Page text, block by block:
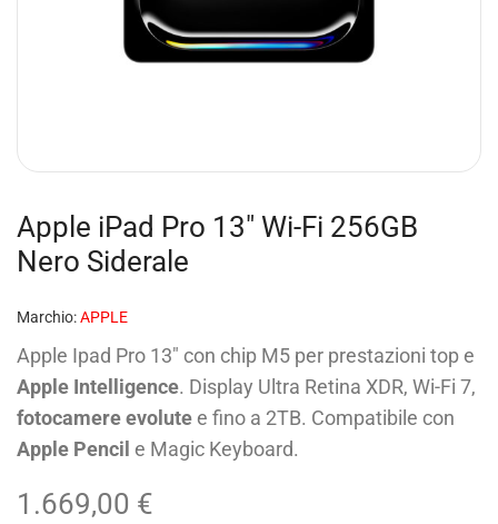
Apple iPad Pro 13″ Wi-Fi 256GB
Nero Siderale
Marchio:APPLE
Apple Ipad Pro 13″ con chip M5 per prestazioni top e
Apple Intelligence. Display Ultra Retina XDR, Wi-Fi 7,
fotocamere evolute e fino a 2TB. Compatibile con
Apple Pencil e Magic Keyboard.
1.669,00 €